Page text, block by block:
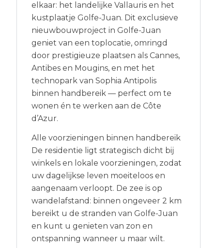
elkaar: het landelijke Vallauris en het
kustplaatje Golfe-Juan. Dit exclusieve
nieuwbouwproject in Golfe-Juan
geniet van een toplocatie, omringd
door prestigieuze plaatsen als Cannes,
Antibes en Mougins, en met het
technopark van Sophia Antipolis
binnen handbereik — perfect om te
wonen én te werken aan de Côte
d’Azur.
Alle voorzieningen binnen handbereik
De residentie ligt strategisch dicht bij
winkels en lokale voorzieningen, zodat
uw dagelijkse leven moeiteloos en
aangenaam verloopt. De zee is op
wandelafstand: binnen ongeveer 2 km
bereikt u de stranden van Golfe-Juan
en kunt u genieten van zon en
ontspanning wanneer u maar wilt.